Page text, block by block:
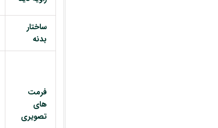
ساختار
بدنه
فرمت
های
تصویری